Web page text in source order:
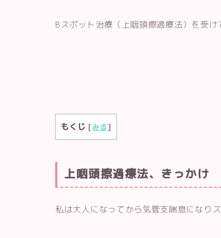
Bスポット治療（上咽頭擦過療法）を受
もくじ [みる]
上咽頭擦過療法、きっかけ
私は大人になってから気管支喘息になり